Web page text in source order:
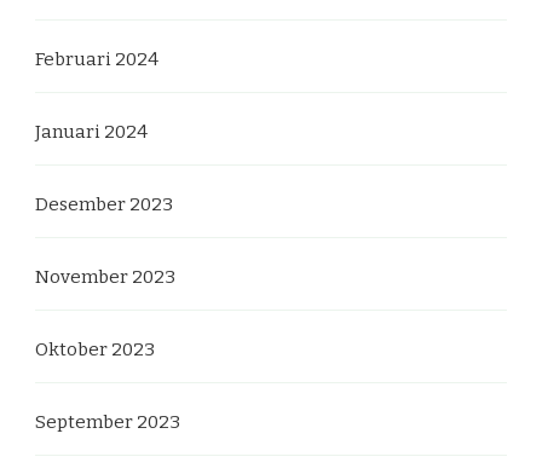
Februari 2024
Januari 2024
Desember 2023
November 2023
Oktober 2023
September 2023